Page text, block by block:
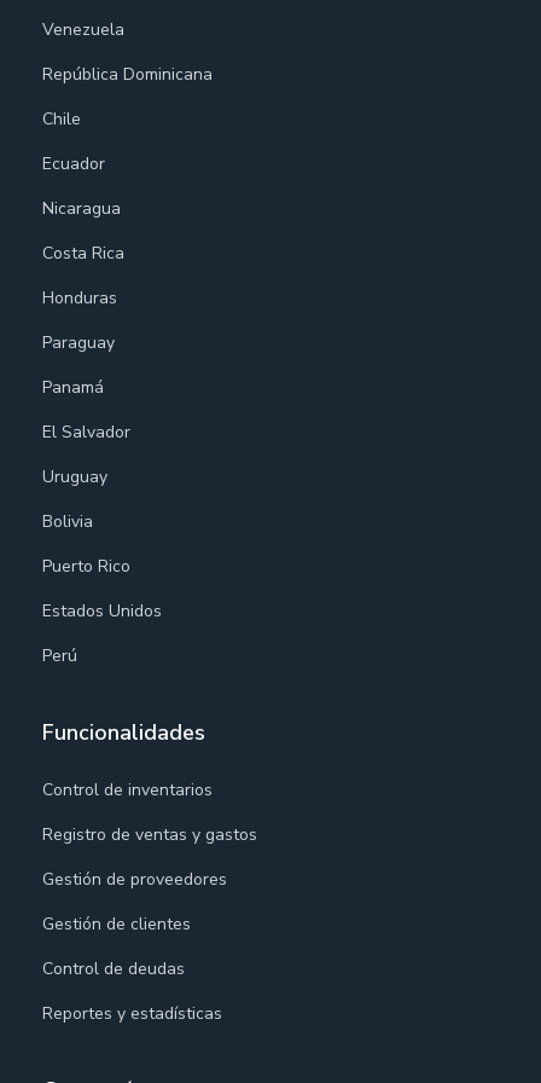
Venezuela
República Dominicana
Chile
Ecuador
Nicaragua
Costa Rica
Honduras
Paraguay
Panamá
El Salvador
Uruguay
Bolivia
Puerto Rico
Estados Unidos
Perú
Funcionalidades
Control de inventarios
Registro de ventas y gastos
Gestión de proveedores
Gestión de clientes
Control de deudas
Reportes y estadísticas